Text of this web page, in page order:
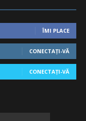
ÎMI PLACE
CONECTAȚI-VĂ
CONECTAȚI-VĂ